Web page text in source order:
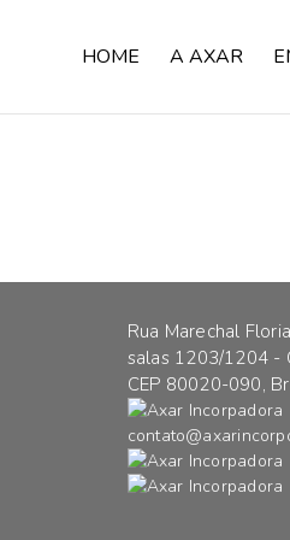
HOME A AXAR
Rua Marechal
salas 1203/1204 -
CEP 80020-090,